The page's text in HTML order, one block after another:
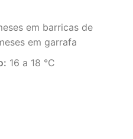
em barricas de
em garrafa
16 a 18 °C